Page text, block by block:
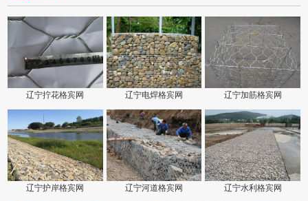
辽宁拧花格宾网 辽宁电焊格宾网 辽宁加筋格宾网
辽宁护岸格宾网 辽宁河道格宾网 辽宁水利格宾网